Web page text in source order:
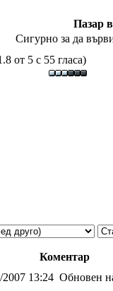
Пазар
Сигурно за да
от 5 с 55 гласа)
Коментар
2007 13:24 Обновен